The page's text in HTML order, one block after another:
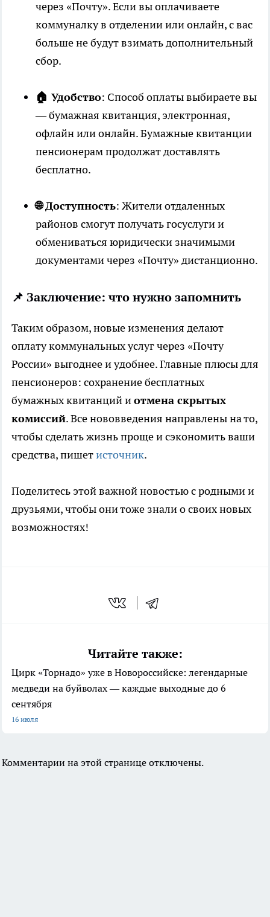
через «Почту». Если вы оплачиваете
коммуналку в отделении или онлайн, с вас
больше не будут взимать дополнительный
сбор.
🏠 Удобство: Способ оплаты выбираете вы
— бумажная квитанция, электронная,
офлайн или онлайн. Бумажные квитанции
пенсионерам продолжат доставлять
бесплатно.
🌐 Доступность: Жители отдаленных
районов смогут получать госуслуги и
обмениваться юридически значимыми
документами через «Почту» дистанционно.
📌 Заключение: что нужно запомнить
Таким образом, новые изменения делают
оплату коммунальных услуг через «Почту
России» выгоднее и удобнее. Главные плюсы для
пенсионеров: сохранение бесплатных
бумажных квитанций иотмена скрытых
комиссий. Все нововведения направлены на то,
чтобы сделать жизнь проще и сэкономить ваши
средства, пишетисточник.
Поделитесь этой важной новостью с родными и
друзьями, чтобы они тоже знали о своих новых
возможностях!
Читайте также:
Цирк «Торнадо» уже в Новороссийске: легендарные
медведи на буйволах — каждые выходные до 6
сентября
16 июля
Комментарии на этой странице отключены.